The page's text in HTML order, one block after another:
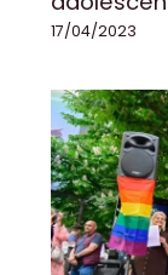
17/04/2023